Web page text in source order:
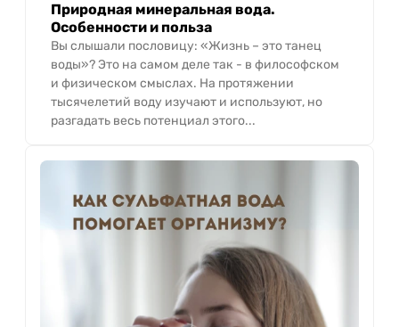
Природная минеральная вода.
Особенности и польза
Вы слышали пословицу: «Жизнь – это танец
воды»? Это на самом деле так - в философском
и физическом смыслах. На протяжении
тысячелетий воду изучают и используют, но
разгадать весь потенциал этого...